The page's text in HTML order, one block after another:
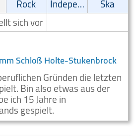
Rock Independent
Ska
sich vor
Schloß Holte-Stukenbrock
Gründen die letzten
Bin also etwas aus der
ich 15 Jahre in
gespielt.